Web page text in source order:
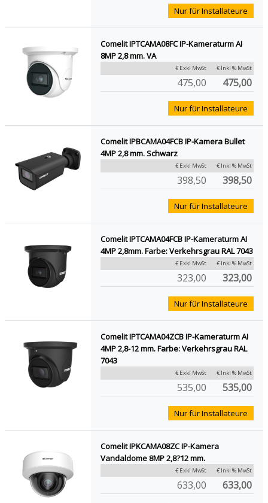
Nur für Installateure
Comelit IPTCAMA08FC IP-Kameraturm AI
8MP 2,8 mm. VA
€ Exkl MwSt € Inkl % MwSt
475,00 475,00
Nur für Installateure
Comelit IPBCAMA04FCB IP-Kamera Bullet
4MP 2,8 mm. Schwarz
€ Exkl MwSt € Inkl % MwSt
398,50 398,50
Nur für Installateure
Comelit IPTCAMA04FCB IP-Kameraturm AI
4MP 2,8mm. Farbe: Verkehrsgrau RAL 7043
€ Exkl MwSt € Inkl % MwSt
323,00 323,00
Nur für Installateure
Comelit IPTCAMA04ZCB IP-Kameraturm AI
4MP 2,8-12 mm. Farbe: Verkehrsgrau RAL
7043
€ Exkl MwSt € Inkl % MwSt
535,00 535,00
Nur für Installateure
Comelit IPKCAMA08ZC IP-Kamera
Vandaldome 8MP 2,8?12 mm.
€ Exkl MwSt € Inkl % MwSt
633,00 633,00